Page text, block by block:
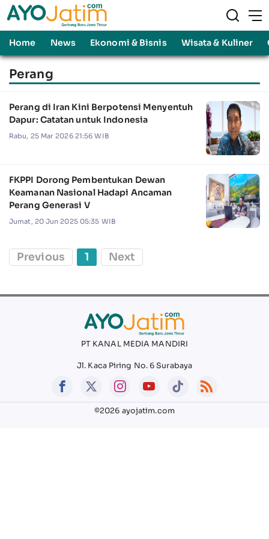
Home News Ekonomi & Bisnis Wisata & Kuliner
Perang
Perang di Iran Kini Berpotensi Menyentuh
Dapur: Catatan untuk Indonesia
Rabu, 25 Mar 2026 21:56 WIB
FKPPI Dorong Pembentukan Dewan
Keamanan Nasional Hadapi Ancaman
Perang Generasi V
Jumat, 20 Jun 2025 05:35 WIB
Previous 1 Next
PT KANAL MEDIA MANDIRI
Jl. Kaca Piring No. 6 Surabaya
©2026 ayojatim.com